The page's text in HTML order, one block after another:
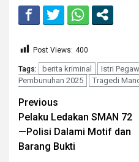
Post Views: 400
Tags: berita kriminal Istri
Pembunuhan 2025
Tragedi
Continue
Reading
Previous
Pelaku Ledakan SMAN 72
—Polisi Dalami Motif dan
Barang Bukti